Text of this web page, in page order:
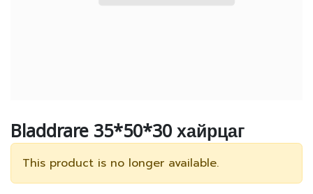
Bladdrare 35*50*30 хайрцаг
This product is no longer available.